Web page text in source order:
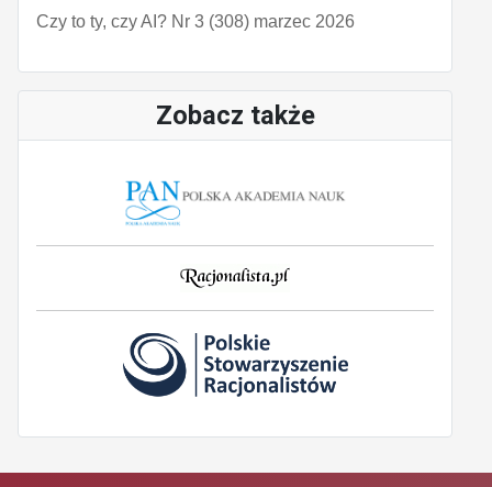
Czy to ty, czy AI? Nr 3 (308) marzec 2026
Zobacz także